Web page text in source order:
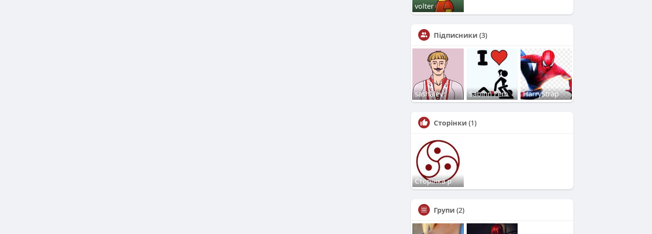
volter
Підписники (3)
sashalev Sabinn Fem HarryStrap
Сторінки (1)
Сторінка р
Групи (2)